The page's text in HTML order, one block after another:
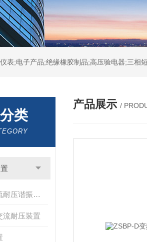
表;电子产品;绝缘橡胶制品;高压验电器;三
类
变电站电气设备交流耐压谐振装置
流耐压装置
产品展示 /